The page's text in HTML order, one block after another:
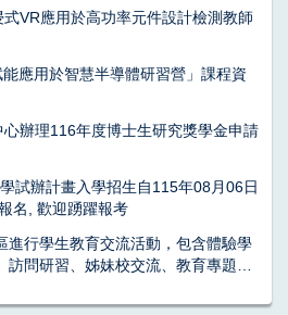
式VR應用於高功率元件設計檢測教師
能應用於智慧半導體研習營」課程資
辦理116年度博士生研究獎學金申請
試辦計畫入學招生自115年08月06日
名, 歡迎踴躍報考
進行學生教育交流活動，包含體驗學
訪問研習、姊妹校交流、教育專題訪